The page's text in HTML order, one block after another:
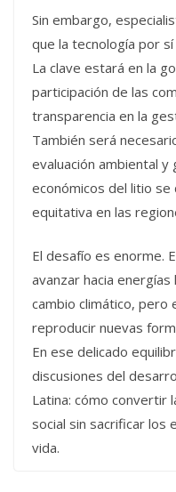
Sin embargo,
que la tecnología por
La clave estará en la
participación de las
transparencia en la
También será
evaluación ambiental
económicos del litio
equitativa en las
El desafío es enorme.
avanzar hacia
cambio climático,
reproducir nuevas
En ese delicado
discusiones del
Latina: cómo convertir
social sin sacrificar los
vida.